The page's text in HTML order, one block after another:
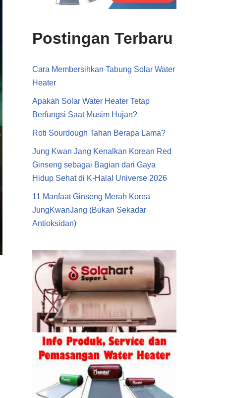
Postingan Terbaru
Cara Membersihkan Tabung Solar Water
Heater
Apakah Solar Water Heater Tetap
Berfungsi Saat Musim Hujan?
Roti Sourdough Tahan Berapa Lama?
Jung Kwan Jang Kenalkan Korean Red
Ginseng sebagai Bagian dari Gaya
Hidup Sehat di K-Halal Universe 2026
11 Manfaat Ginseng Merah Korea
JungKwanJang (Bukan Sekadar
Antioksidan)